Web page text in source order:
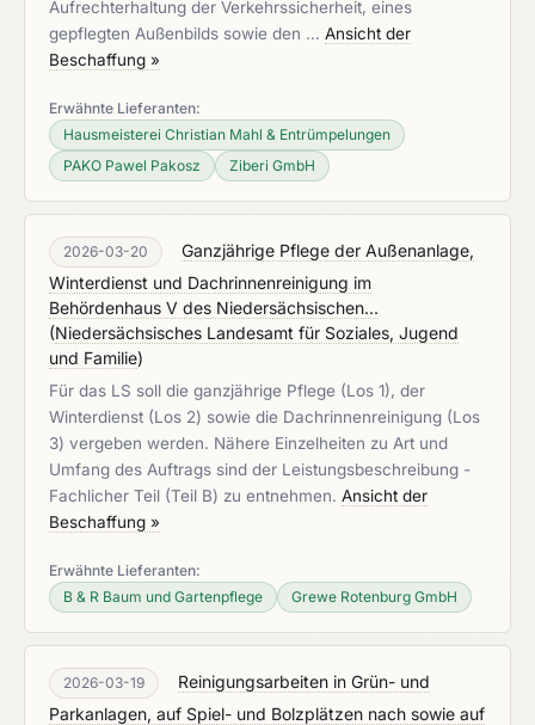
Aufrechterhaltung der Verkehrssicherheit, eines
gepflegten Außenbilds sowie den … Ansicht der
Beschaffung »
Erwähnte Lieferanten:
Hausmeisterei Christian Mahl & Entrümpelungen
PAKO Pawel Pakosz
Ziberi GmbH
2026-03-20
Ganzjährige Pflege der Außenanlage,
Winterdienst und Dachrinnenreinigung im
Behördenhaus V des Niedersächsischen...
(Niedersächsisches Landesamt für Soziales, Jugend
und Familie)
Für das LS soll die ganzjährige Pflege (Los 1), der
Winterdienst (Los 2) sowie die Dachrinnenreinigung (Los
3) vergeben werden. Nähere Einzelheiten zu Art und
Umfang des Auftrags sind der Leistungsbeschreibung -
Fachlicher Teil (Teil B) zu entnehmen. Ansicht der
Beschaffung »
Erwähnte Lieferanten:
B & R Baum und Gartenpflege
Grewe Rotenburg GmbH
2026-03-19
Reinigungsarbeiten in Grün- und
Parkanlagen, auf Spiel- und Bolzplätzen nach sowie auf